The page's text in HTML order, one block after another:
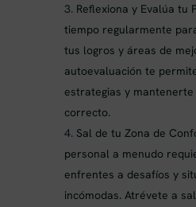
Reflexiona y Evalúa tu
tiempo regularmente
tus logros y áreas de
autoevaluación te
estrategias y
correcto.
Sal de tu Zona de
personal a menudo
enfrentes a desafíos y
incómodas. Atrévete a